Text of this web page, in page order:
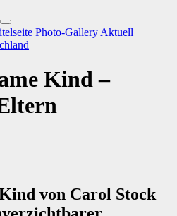
Photo-Gallery Aktuell
Kind –
von Carol Stock